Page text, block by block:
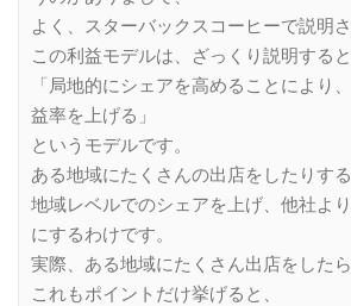
よく、スターバックスコーヒーで説明
この利益モデルは、ざっくり説明すると
「局地的にシェアを高めることにより
益率を上げる」
というモデルです。
ある地域にたくさんの出店をしたりする
地域レベルでのシェアを上げ、他社よ
にするわけです。
実際、ある地域にたくさん出店をした
これもポイントだけ挙げると、